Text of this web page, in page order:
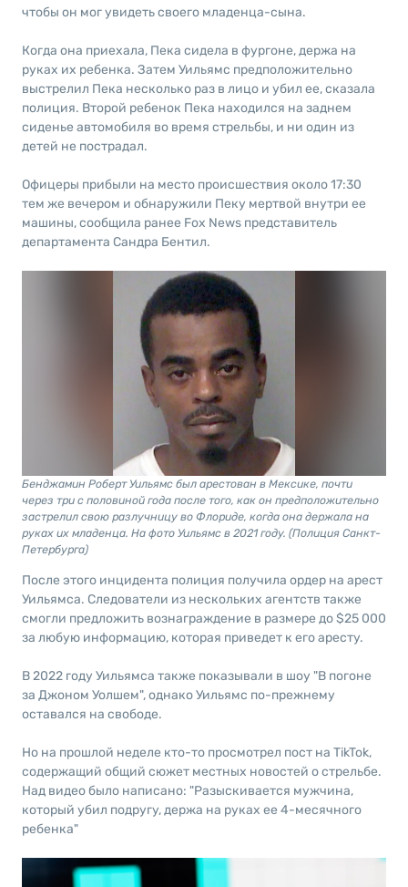
чтобы он мог увидеть своего младенца-сына.
Когда она приехала, Пека сидела в фургоне, держа на
руках их ребенка. Затем Уильямс предположительно
выстрелил Пека несколько раз в лицо и убил ее, сказала
полиция. Второй ребенок Пека находился на заднем
сиденье автомобиля во время стрельбы, и ни один из
детей не пострадал.
Офицеры прибыли на место происшествия около 17:30
тем же вечером и обнаружили Пеку мертвой внутри ее
машины, сообщила ранее Fox News представитель
департамента Сандра Бентил.
Бенджамин Роберт Уильямс был арестован в Мексике, почти
через три с половиной года после того, как он предположительно
застрелил свою разлучницу во Флориде, когда она держала на
руках их младенца. На фото Уильямс в 2021 году. (Полиция Санкт-
Петербурга)
После этого инцидента полиция получила ордер на арест
Уильямса. Следователи из нескольких агентств также
смогли предложить вознаграждение в размере до $25 000
за любую информацию, которая приведет к его аресту.
В 2022 году Уильямса также показывали в шоу "В погоне
за Джоном Уолшем", однако Уильямс по-прежнему
оставался на свободе.
Но на прошлой неделе кто-то просмотрел пост на TikTok,
содержащий общий сюжет местных новостей о стрельбе.
Над видео было написано: "Разыскивается мужчина,
который убил подругу, держа на руках ее 4-месячного
ребенка"